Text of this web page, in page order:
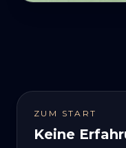
ZUM START
Keine